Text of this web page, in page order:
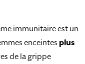
immunitaire est un
enceintes plus
de la grippe